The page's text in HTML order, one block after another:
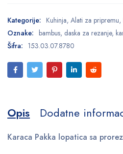
Kategorije: Kuhinja, Alati za pripremu,
Oznake: bambus, daska za rezanje,
Šifra: 153.03.07.8780
Opis Dodatne
Karaca Pakka lopatica sa